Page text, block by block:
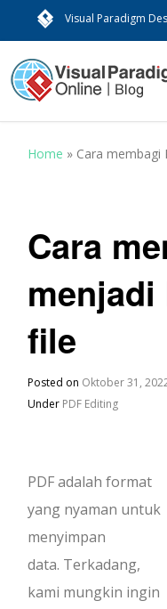
Visual Paradigm
Home » Cara membagi
Cara
menjadi
file
Posted on Oktober 31,
Under PDF Editing
PDF adalah format
yang nyaman untuk
menyimpan
data. Terkadang,
kami mungkin ingin